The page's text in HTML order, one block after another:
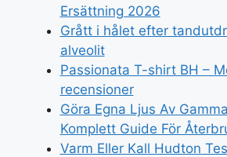
Ersättning 2026
Grått i hålet efter
alveolit
Passionata T-shirt BH –
recensioner
Göra Egna Ljus Av
Komplett Guide För
Varm Eller Kall Hudton